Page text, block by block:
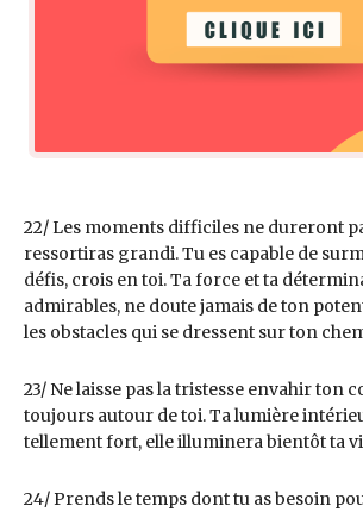
22/ Les moments difficiles ne dureront
ressortiras grandi. Tu es capable de
défis, crois en toi. Ta force et ta
admirables, ne doute jamais de ton
les obstacles qui se dressent sur ton
23/ Ne laisse pas la tristesse envahir ton
toujours autour de toi. Ta lumière
tellement fort, elle illuminera bientôt ta
24/ Prends le temps dont tu as besoin